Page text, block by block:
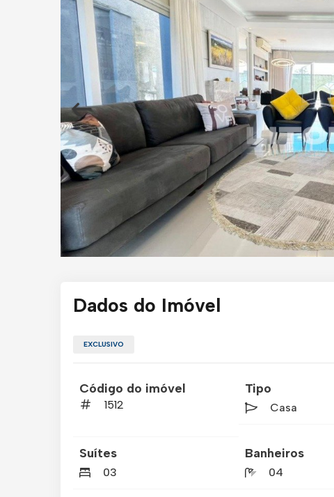
Dados do Imóvel
EXCLUSIVO
Código do imóvel
1512
Tipo
Casa
Suítes
03
Banheiros
04